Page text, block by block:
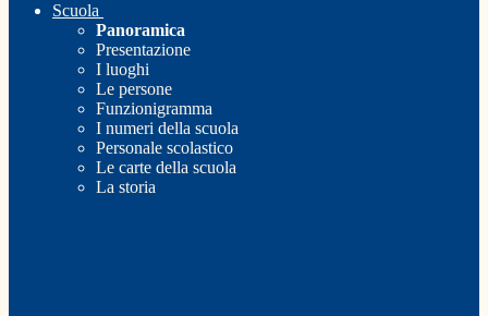
Scuola
Panoramica
Presentazione
I luoghi
Le persone
Funzionigramma
I numeri della scuola
Personale scolastico
Le carte della scuola
La storia